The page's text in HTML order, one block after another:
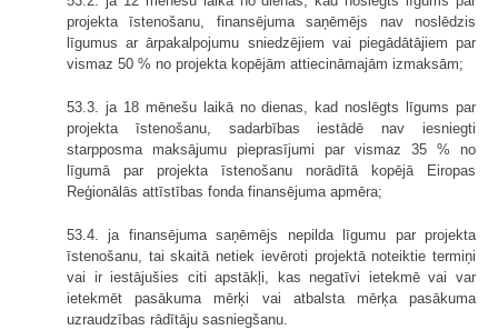
projekta īstenošanu, finansējuma saņēmējs nav noslēdzis
līgumus ar ārpakalpojumu sniedzējiem vai piegādātājiem par
vismaz 50 % no projekta kopējām attiecināmajām izmaksām;
53.3. ja 18 mēnešu laikā no dienas, kad noslēgts līgums par
projekta īstenošanu, sadarbības iestādē nav iesniegti
starpposma maksājumu pieprasījumi par vismaz 35 % no
līgumā par projekta īstenošanu norādītā kopējā Eiropas
Reģionālās attīstības fonda finansējuma apmēra;
53.4. ja finansējuma saņēmējs nepilda līgumu par projekta
īstenošanu, tai skaitā netiek ievēroti projektā noteiktie termiņi
vai ir iestājušies citi apstākļi, kas negatīvi ietekmē vai var
ietekmēt pasākuma mērķi vai atbalsta mērķa pasākuma
uzraudzības rādītāju sasniegšanu.